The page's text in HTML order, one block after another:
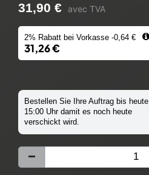
31,90 € avec TVA
2% Rabatt bei Vorkasse -0,64 €
31,26 €
Bestellen Sie Ihre Auftrag bis heute,
15:00 Uhr damit es noch heute
verschickt wird.